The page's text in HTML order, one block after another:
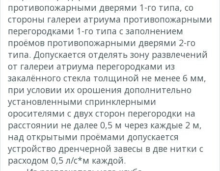
противопожарными дверями 1-го типа, со
стороны галереи атриума противопожарными
перегородками 1-го типа с заполнением
проёмов противопожарными дверями 2-го
типа. Допускается отделять зону развлечений
от галереи атриума перегородками из
закалённого стекла толщиной не менее 6 мм,
при условии их орошения дополнительно
установленными спринклерными
оросителями с двух сторон перегородки на
расстоянии не далее 0,5 м через каждые 2 м,
над открытыми проёмами допускается
устройство дренчерной завесы в две нитки с
расходом 0,5 л/с*м каждой.